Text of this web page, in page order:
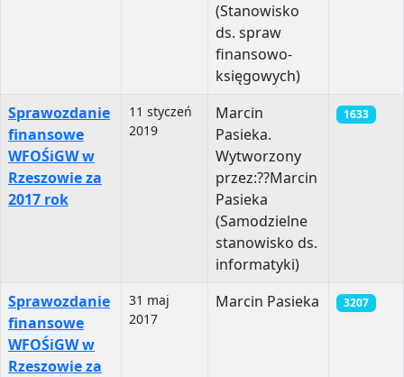
(Stanowisko
ds. spraw
finansowo-
księgowych)
Sprawozdanie
finansowe
WFOŚiGW w
Rzeszowie za
2017 rok
11 styczeń
2019
Marcin
Pasieka.
Wytworzony
przez:?‍?Marcin
Pasieka
(Samodzielne
stanowisko ds.
informatyki)
1633
Sprawozdanie
finansowe
WFOŚiGW w
Rzeszowie za
31 maj
2017
Marcin Pasieka 3207